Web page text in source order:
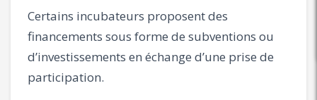
Certains incubateurs proposent des
financements sous forme de subventions ou
d’investissements en échange d’une prise de
participation.